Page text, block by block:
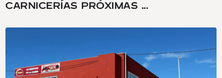
CARNICERÍAS PRÓXIMAS ...